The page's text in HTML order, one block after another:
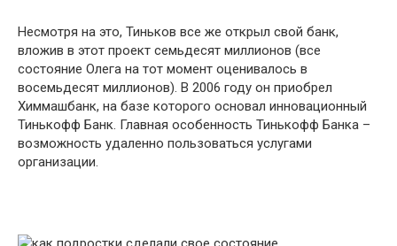
Несмотря на это, Тиньков все же открыл свой банк,
вложив в этот проект семьдесят миллионов (все
состояние Олега на тот момент оценивалось в
восемьдесят миллионов). В 2006 году он приобрел
Химмашбанк, на базе которого основал инновационный
Тинькофф Банк. Главная особенность Тинькофф Банка –
возможность удаленно пользоваться услугами
организации.